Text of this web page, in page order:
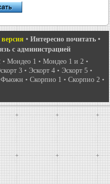
• Интересно почитать •
с администрацией
• Мондео 1 • Мондео 1 и 2 •
3 • Эскорт 4 • Эскорт 5 •
Фьюжн • Скорпио 1 • Скорпио 2 •